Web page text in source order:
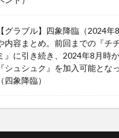
【グラブル】四象降臨（2024年
内容まとめ。前回までの『チ
』に引き続き、2024年8月時
『シュシュク』を加入可能とな
（四象降臨）